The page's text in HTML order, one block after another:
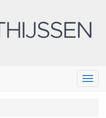
Menu